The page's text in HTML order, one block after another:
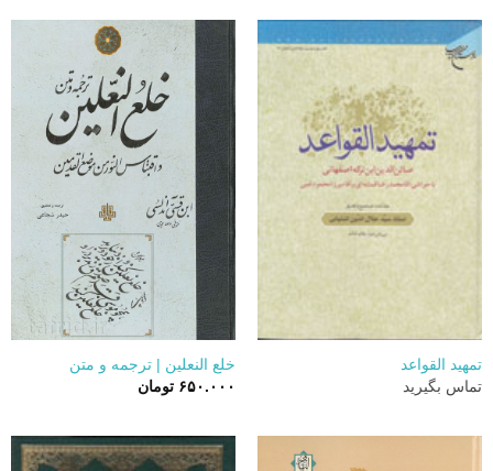
تمهید القواعد
تماس بگیرید
خلع النعلین | ترجمه و متن
۶۵۰.۰۰۰ تومان